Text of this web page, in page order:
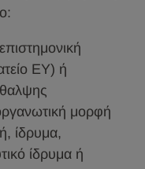
ΕΥ) ή
μορφή
ίδρυμα,
ίδρυμα ή